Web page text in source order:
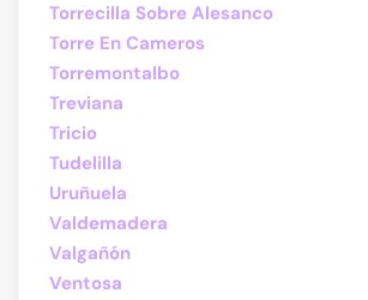
Torrecilla Sobre Alesanco
Torre En Cameros
Torremontalbo
Treviana
Tricio
Tudelilla
Uruñuela
Valdemadera
Valgañón
Ventosa